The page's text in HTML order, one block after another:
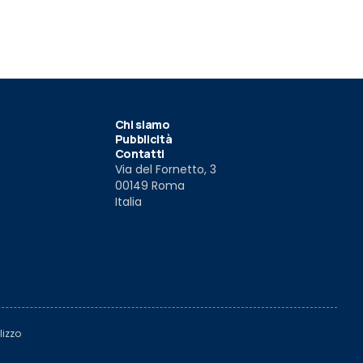
Chi siamo
Pubblicità
Contatti
Via del Fornetto, 3
00149 Roma
Italia